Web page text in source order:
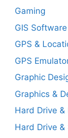
Gaming
GIS Software
GPS &
GPS
Graphic
Graphics &
Hard Drive
Hard Drive &